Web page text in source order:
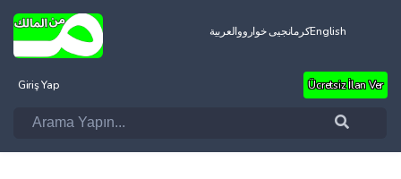
العربيةکرمانجیی خوارووEnglish
Giriş Yap Ücretsiz İlan Ver